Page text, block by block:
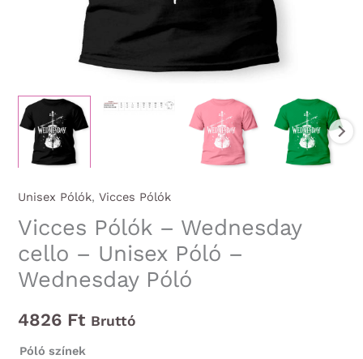
Unisex Pólók,Vicces Pólók
Vicces Pólók – Wednesday
cello – Unisex Póló –
Wednesday Póló
4826 Ft Bruttó
Póló színek